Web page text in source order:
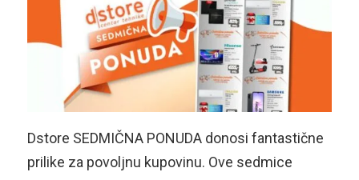
Dstore SEDMIČNA PONUDA donosi fantastične
prilike za povoljnu kupovinu. Ove sedmice